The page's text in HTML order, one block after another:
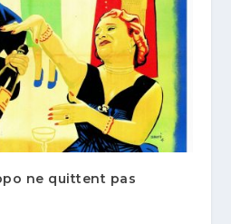
ne quittent pas